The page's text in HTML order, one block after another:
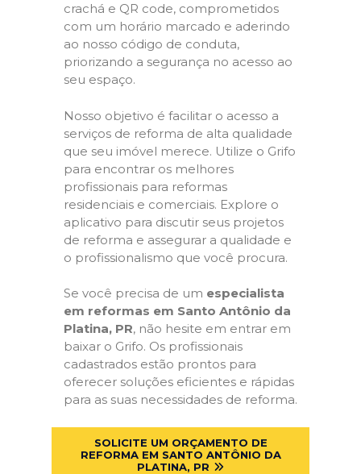
crachá e QR code, comprometidos
com um horário marcado e aderindo
ao nosso código de conduta,
priorizando a segurança no acesso ao
seu espaço.
Nosso objetivo é facilitar o acesso a
serviços de reforma de alta qualidade
que seu imóvel merece. Utilize o Grifo
para encontrar os melhores
profissionais para reformas
residenciais e comerciais. Explore o
aplicativo para discutir seus projetos
de reforma e assegurar a qualidade e
o profissionalismo que você procura.
Se você precisa de um especialista
em reformas em Santo Antônio da
Platina, PR, não hesite em entrar em
baixar o Grifo. Os profissionais
cadastrados estão prontos para
oferecer soluções eficientes e rápidas
para as suas necessidades de reforma.
SOLICITE UM ORÇAMENTO DE
REFORMA EM SANTO ANTÔNIO DA
PLATINA, PR